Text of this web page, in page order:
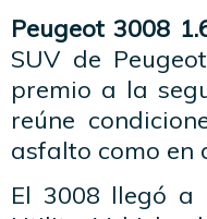
Peugeot 3008
SUV de
premio a la
reúne
asfalto como en
El 3008 llegó